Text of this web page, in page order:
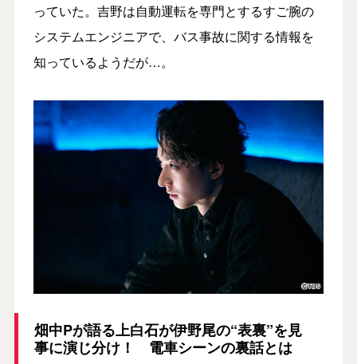
っていた。吉野は自動運転を専門とするすご腕の
システムエンジニアで、バス事故に関する情報を
知っているようだが…。
畑中Pが語る上白石が伊野尾の“表裏”を見
事に演じ分け！ 電車シーンの裏話とは